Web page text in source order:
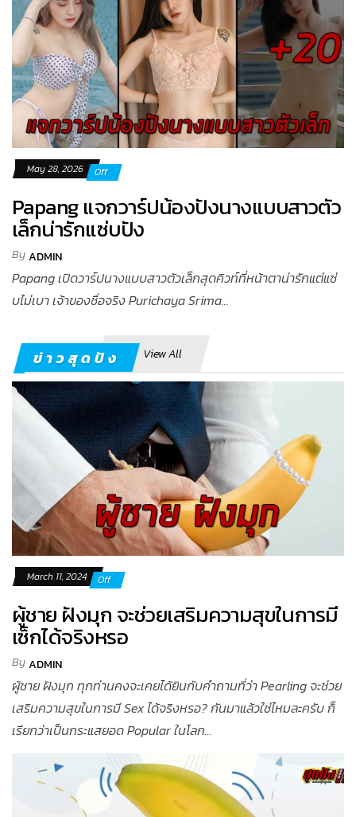
May 28, 2026 Off
Papang แจกวาร์ปน้องปังนางแบบสาวตัว
เล็กน่ารักแซ่บปัง
ByADMIN
Papang เปิดวาร์ปนางแบบสาวตัวเล็กสุดคิวท์ที่หน้าตาน่ารักแต่แซ่
บไม่เบา เจ้าของชื่อจริง Purichaya Srima...
ข่าวสุดปัง View All
March 11, 2024 Off
ผู้ชาย ฝังมุก จะช่วยเสริมความสุขในการมี
เซ็กได้จริงหรอ
ByADMIN
ผู้ชาย ฝังมุก ทุกท่านคงจะเคยได้ยินกับคำถามที่ว่า Pearling จะช่วย
เสริมความสุขในการมี Sex ได้จริงหรอ? กันมาแล้วใช่ไหมละครับ ก็
เรียกว่าเป็นกระแสยอด Popular ในโลก...